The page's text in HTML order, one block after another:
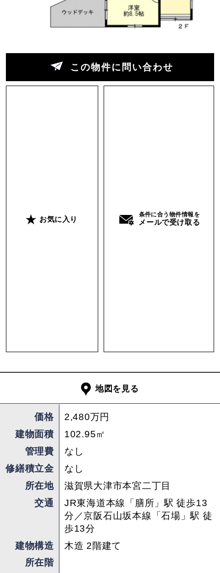
もっと必要になったりしても、生活スタイルの変
化に対応出来そう。
前述の取り内装は目立った痛みはないので、好み
さえ合えばそのまま利用しても良いですが、予算
と相談しながら、少しずつ自分好みにアップデー
ットと捉えていただければ。
この物件に問い合わせ
お気に入り
条件に合う物件情報を
メールで受け取る
地図を見る
価格
2,480万円
建物面積
102.95㎡
管理費
なし
修繕積立金
なし
所在地
滋賀県大津市本宮二丁目
交通
JR東海道本線「膳所」駅 徒歩13
分／京阪石山坂本線「石場」駅 徒
歩13分
建物構造
木造 2階建て
所在階